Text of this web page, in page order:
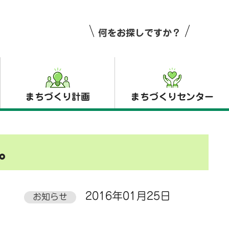
何をお探しですか？
まちづくり計画 まちづくりセンター
お知らせ 2016年01月25日